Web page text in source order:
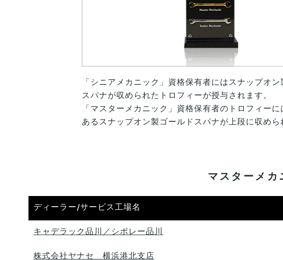
「シニアメカニック」資格保有者にはスナップオ
スパナが収められたトロフィーが授与されます。
「マスターメカニック」資格保有者のトロフィー
あるスナップオン製ゴールドスパナが上段に収めら
マスターメ
ディーラー/サービス工場名
キャデラック品川／シボレー品川
株式会社ヤナセ 横浜港北支店